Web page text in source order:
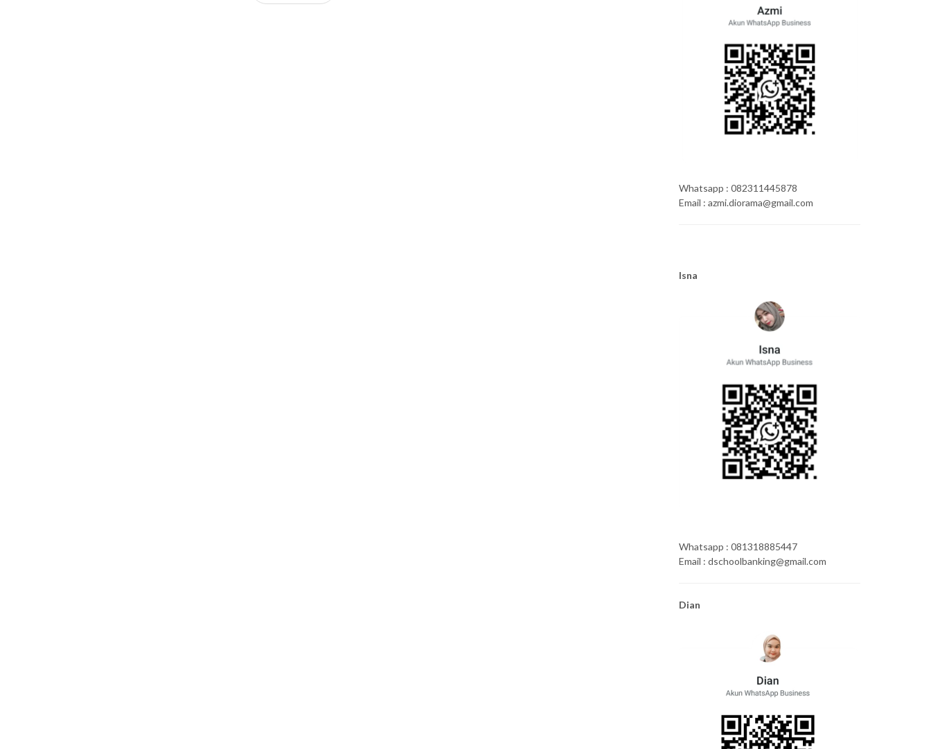
Whatsapp : 082311445878
Email : azmi.diorama@gmail.com
Isna
Whatsapp : 081318885447
Email : dschoolbanking@gmail.com
Dian